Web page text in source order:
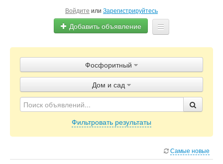
Войдите или Зарегистрируйтесь
Добавить объявление
Объявления
Блог
Фосфоритный
Дом и сад
Фильтровать результаты
Самые новые